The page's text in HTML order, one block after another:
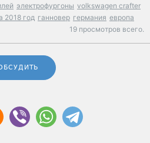
электрофургоны volkswagen crafter
2018 год ганновер германия европа
19 просмотров всего.